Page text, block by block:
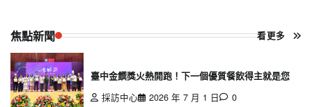
焦點新聞 看更多
臺中金饌獎火熱開跑！下一個優質餐飲得主就是您
採訪中心
2026 年 7 月 1 日 0